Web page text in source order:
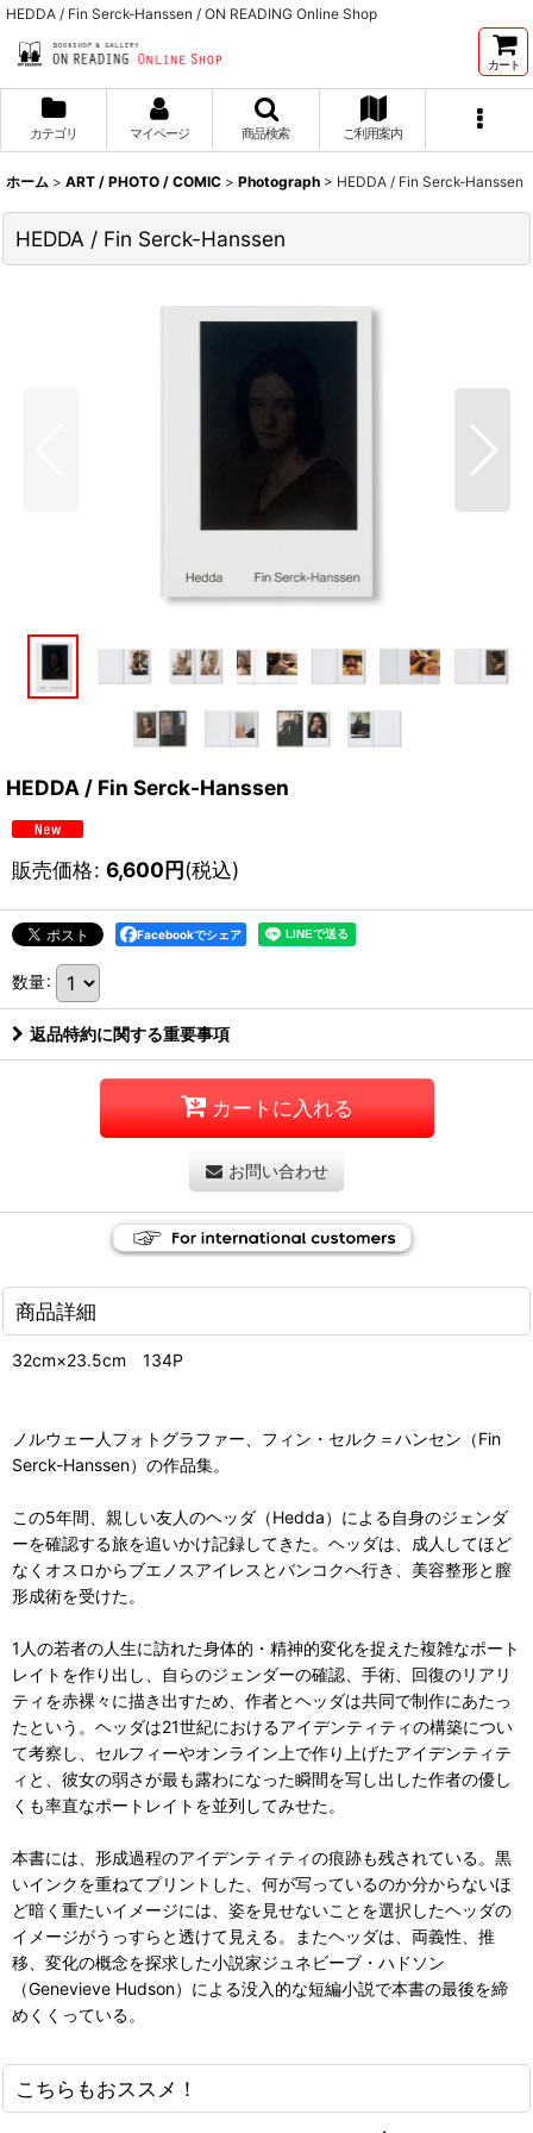
HEDDA / Fin Serck-Hanssen / ON READING Online Shop
カート
カテゴリ マイページ 商品検索 ご利用案内
ホーム > ART / PHOTO / COMIC > Photograph > HEDDA / Fin Serck-Hanssen
HEDDA / Fin Serck-Hanssen
HEDDA / Fin Serck-Hanssen
販売価格: 6,600円(税込)
Facebookでシェア
数量:
返品特約に関する重要事項
カートに入れる
お問い合わせ
商品詳細
32cm×23.5cm 134P
ノルウェー人フォトグラファー、フィン・セルク＝ハンセン（Fin
Serck-Hanssen）の作品集。
この5年間、親しい友人のヘッダ（Hedda）による自身のジェンダ
ーを確認する旅を追いかけ記録してきた。ヘッダは、成人してほど
なくオスロからブエノスアイレスとバンコクへ行き、美容整形と膣
形成術を受けた。
1人の若者の人生に訪れた身体的・精神的変化を捉えた複雑なポート
レイトを作り出し、自らのジェンダーの確認、手術、回復のリアリ
ティを赤裸々に描き出すため、作者とヘッダは共同で制作にあたっ
たという。ヘッダは21世紀におけるアイデンティティの構築につい
て考察し、セルフィーやオンライン上で作り上げたアイデンティテ
ィと、彼女の弱さが最も露わになった瞬間を写し出した作者の優し
くも率直なポートレイトを並列してみせた。
本書には、形成過程のアイデンティティの痕跡も残されている。黒
いインクを重ねてプリントした、何が写っているのか分からないほ
ど暗く重たいイメージには、姿を見せないことを選択したヘッダの
イメージがうっすらと透けて見える。またヘッダは、両義性、推
移、変化の概念を探求した小説家ジュネビーブ・ハドソン
（Genevieve Hudson）による没入的な短編小説で本書の最後を締
めくくっている。
こちらもおススメ！